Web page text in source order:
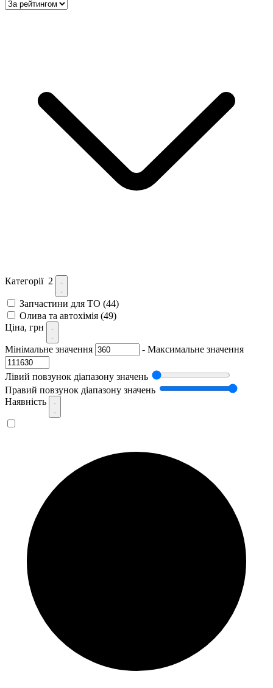
Категорії 2
Запчастини для ТО (44)
Олива та автохімія (49)
Ціна, грн
Мінімальне значення - Максимальне значення
Лівий повзунок діапазону значень
Правий повзунок діапазону значень
Наявність